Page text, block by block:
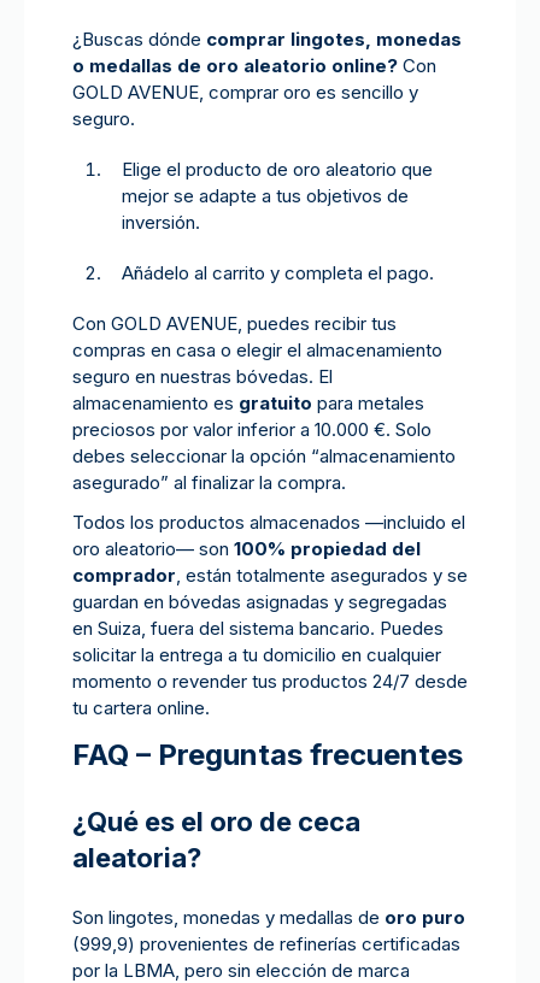
¿Buscas dónde comprar lingotes, monedas
o medallas de oro aleatorio online? Con
GOLD AVENUE, comprar oro es sencillo y
seguro.
Elige el producto de oro aleatorio que
mejor se adapte a tus objetivos de
inversión.
Añádelo al carrito y completa el pago.
Con GOLD AVENUE, puedes recibir tus
compras en casa o elegir el almacenamiento
seguro en nuestras bóvedas. El
almacenamiento es gratuito para metales
preciosos por valor inferior a 10.000 €. Solo
debes seleccionar la opción “almacenamiento
asegurado” al finalizar la compra.
Todos los productos almacenados —incluido el
oro aleatorio— son 100% propiedad del
comprador, están totalmente asegurados y se
guardan en bóvedas asignadas y segregadas
en Suiza, fuera del sistema bancario. Puedes
solicitar la entrega a tu domicilio en cualquier
momento o revender tus productos 24/7 desde
tu cartera online.
FAQ – Preguntas frecuentes
¿Qué es el oro de ceca
aleatoria?
Son lingotes, monedas y medallas de oro puro
(999,9) provenientes de refinerías certificadas
por la LBMA, pero sin elección de marca